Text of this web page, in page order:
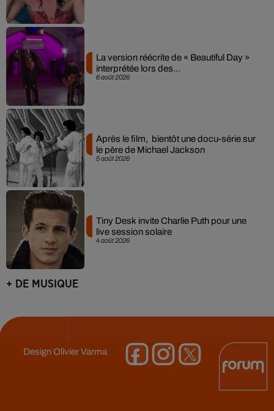
6 août 2026
La version réécrite de « Beautiful Day »
interprétée lors des...
5 août 2026
Après le film, bientôt une docu-série sur
le père de Michael Jackson
4 août 2026
Tiny Desk invite Charlie Puth pour une
live session solaire
+ DE MUSIQUE
DesignOlivier Varma